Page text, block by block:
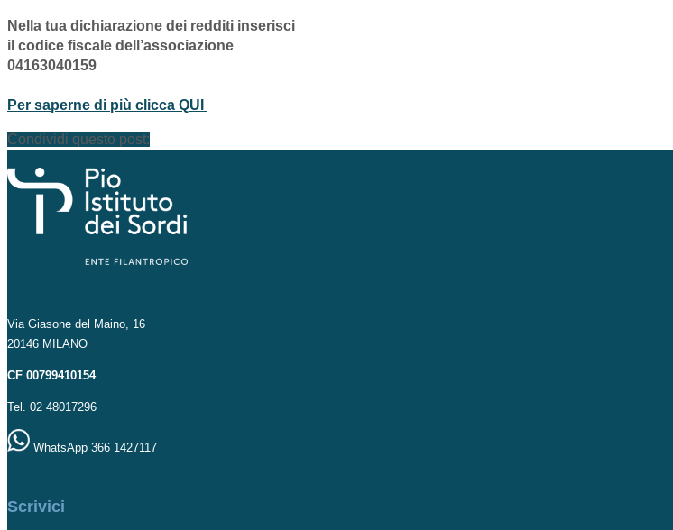
Nella tua dichiarazione dei redditi inserisci
il codice fiscale dell’associazione
04163040159
Per saperne di più clicca QUI
Condividi questo post:
Via Giasone del Maino, 16
20146 MILANO
CF 00799410154
Tel. 02 48017296
WhatsApp 366 1427117
Scrivici